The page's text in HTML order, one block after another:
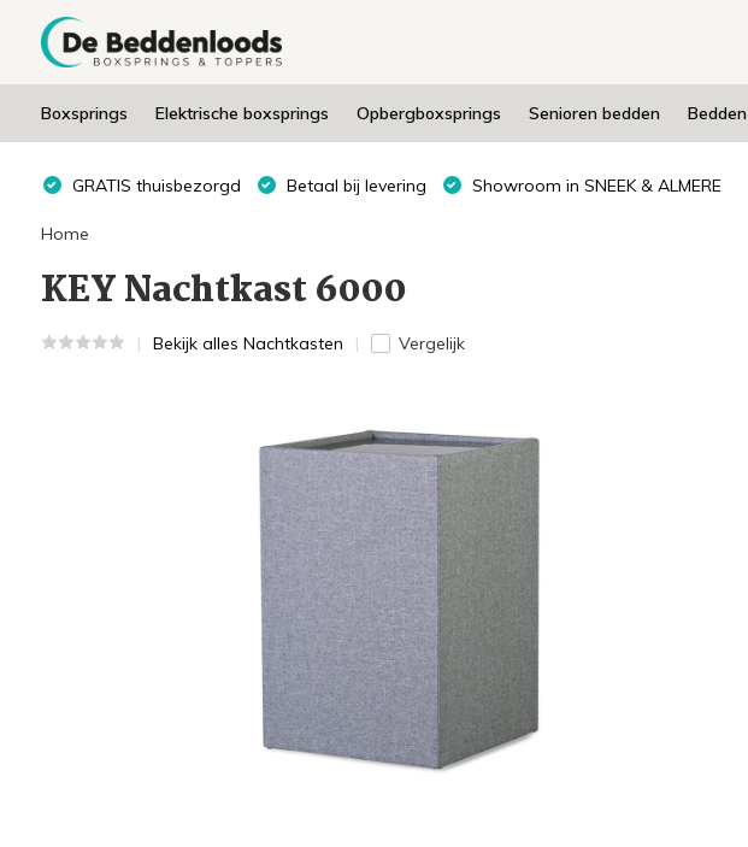
Boxsprings Elektrische boxsprings Opbergboxsprings Senioren bedden Bedden
GRATIS thuisbezorgd Betaal bij levering Showroom in SNEEK & ALMERE
Home
KEY Nachtkast 6000
Bekijk alles Nachtkasten Vergelijk